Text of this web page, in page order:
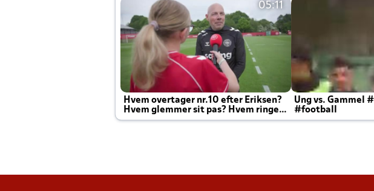
05:11
Hvem overtager nr.10 efter Eriksen?
Hvem glemmer sit pas? Hvem ringer
Joachim altid til efter kampe?
Ung vs. Gammel
#football